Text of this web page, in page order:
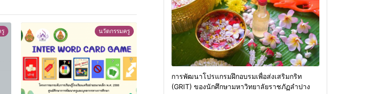
นวัตกรรมครู
การพัฒนาโปรแกรมฝึกอบรมเพื่อส่งเสริมกริท
(GRIT) ของนักศึกษามหาวิทยาลัยราชภัฏลำปาง